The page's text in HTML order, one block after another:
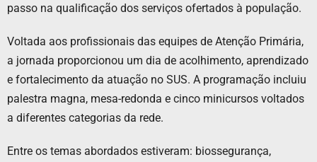
passo na qualificação dos serviços ofertados à população.
Voltada aos profissionais das equipes de Atenção Primária,
a jornada proporcionou um dia de acolhimento, aprendizado
e fortalecimento da atuação no SUS. A programação incluiu
palestra magna, mesa-redonda e cinco minicursos voltados
a diferentes categorias da rede.
Entre os temas abordados estiveram: biossegurança,